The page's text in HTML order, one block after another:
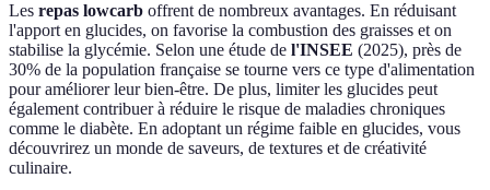
Les repas lowcarb offrent de nombreux avantages. En réduisant
l'apport en glucides, on favorise la combustion des graisses et on
stabilise la glycémie. Selon une étude de l'INSEE (2025), près de
30% de la population française se tourne vers ce type d'alimentation
pour améliorer leur bien-être. De plus, limiter les glucides peut
également contribuer à réduire le risque de maladies chroniques
comme le diabète. En adoptant un régime faible en glucides, vous
découvrirez un monde de saveurs, de textures et de créativité
culinaire.